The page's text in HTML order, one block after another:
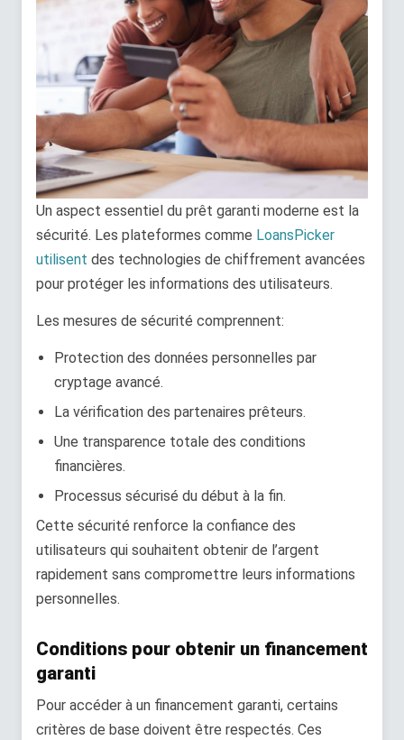
Un aspect essentiel du prêt garanti moderne est la
sécurité. Les plateformes comme LoansPicker
utilisent des technologies de chiffrement avancées
pour protéger les informations des utilisateurs.
Les mesures de sécurité comprennent:
Protection des données personnelles par
cryptage avancé.
La vérification des partenaires prêteurs.
Une transparence totale des conditions
financières.
Processus sécurisé du début à la fin.
Cette sécurité renforce la confiance des
utilisateurs qui souhaitent obtenir de l’argent
rapidement sans compromettre leurs informations
personnelles.
Conditions pour obtenir un financement
garanti
Pour accéder à un financement garanti, certains
critères de base doivent être respectés. Ces